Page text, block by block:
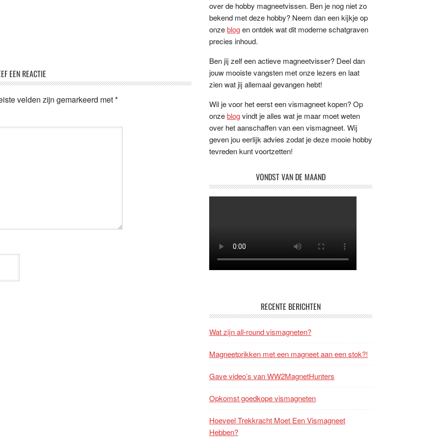
EEN REACTIE
velden zijn gemarkeerd met*
over de hobby magneetvissen. Ben je nog niet zo
bekend met deze hobby? Neem dan een kijkje op
onzeblogen ontdek wat dit moderne schatgraven
precies inhoud.
Ben jij zelf een actieve magneetvisser? Deel dan
jouw mooiste vangsten met onze lezers en laat
zien wat jij allemaal gevangen hebt!
Wil je voor het eerst een vismagneet kopen? Op
onzeblogvindt je alles wat je maar moet weten
over het aanschaffen van een vismagneet. Wij
geven jou eerlijk advies zodat je deze mooie hobby
tevreden kunt voortzetten!
VONDST VAN DE MAAND
RECENTE BERICHTEN
Wat zijn all-round vismagneten?
Magneetprikken met een magneet aan een stok?!
Gave video’s van WW2MagnetHunters
Opkomst goedkope vismagneten
Hoeveel Trekkracht Moet Een Vismagneet
Hebben?